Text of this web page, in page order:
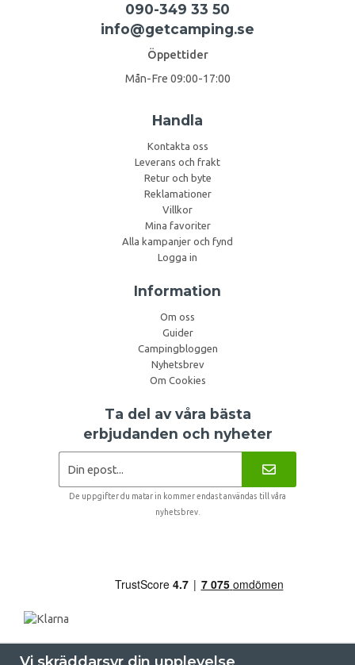
090-349 33 50
info@getcamping.se
Öppettider
Mån-Fre 09:00-17:00
Handla
Kontakta oss
Leverans och frakt
Retur och byte
Reklamationer
Villkor
Mina favoriter
Alla kampanjer och fynd
Logga in
Information
Om oss
Guider
Campingbloggen
Nyhetsbrev
Om Cookies
Ta del av våra bästa
erbjudanden och nyheter
De uppgifter du matar in kommer endast användas till våra
nyhetsbrev.